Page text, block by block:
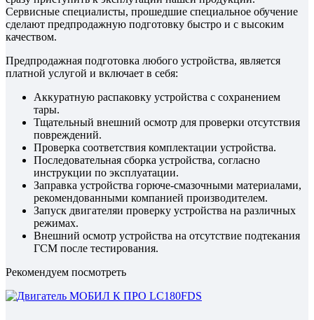
Сервисные специалисты, прошедшие специальное обучение
сделают предпродажную подготовку быстро и с высоким
качеством.
Предпродажная подготовка любого устройства, является
платной услугой и включает в себя:
Аккуратную распаковку устройства с сохранением
тары.
Тщательный внешний осмотр для проверки отсутствия
повреждений.
Проверка соответствия комплектации устройства.
Последовательная сборка устройства, согласно
инструкции по эксплуатации.
Заправка устройства горюче-смазочными материалами,
рекомендованными компанией производителем.
Запуск двигателяи проверку устройства на различных
режимах.
Внешний осмотр устройства на отсутствие подтекания
ГСМ после тестирования.
Рекомендуем посмотреть